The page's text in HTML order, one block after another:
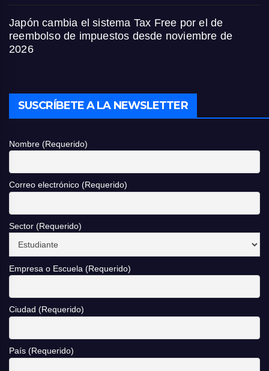
Japón cambia el sistema Tax Free por el de
reembolso de impuestos desde noviembre de
2026
SUSCRÍBETE A LA NEWSLETTER
Nombre (Requerido)
Correo electrónico (Requerido)
Sector (Requerido)
Empresa o Escuela (Requerido)
Ciudad (Requerido)
País (Requerido)